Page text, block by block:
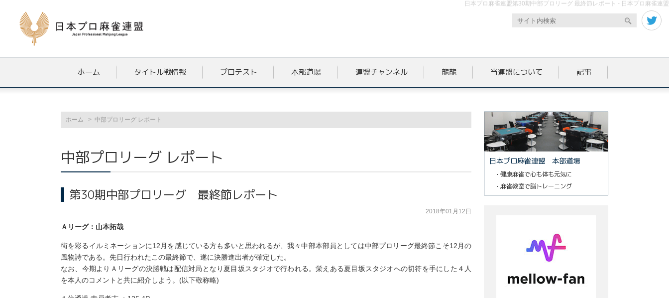
日本プロ麻雀連盟第30期中部プロリーグ 最終節レポート - 日本プロ麻雀連盟
ホーム タイトル戦情報 プロテスト 本部道場 連盟チャンネル 龍龍 当連盟について 記事
ホーム 中部プロリーグ レポート
中部プロリーグ レポート
第30期中部プロリーグ 最終節レポート
2018年01月12日
Ａリーグ：山本拓哉
街を彩るイルミネーションに12月を感じている方も多いと思われるが、我々中部本部員としては中部プロリーグ最終節こそ12月の
風物詩である。先日行われたこの最終節で、遂に決勝進出者が確定した。
なお、今期よりＡリーグの決勝戦は配信対局となり夏目坂スタジオで行われる。栄えある夏目坂スタジオへの切符を手にした４人
を本人のコメントと共に紹介しよう。(以下敬称略)
日本プロ麻雀連盟 本部道場
・健康麻雀で心も体も元気に
・麻雀教室で脳トレーニング